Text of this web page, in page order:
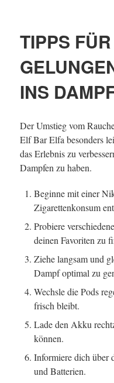
TIPPS
INS
Der Umstieg vom
Elf Bar Elfa besonders
das Erlebnis zu
Dampfen zu haben.
Beginne mit einer
Zigarettenkonsum
Probiere
deinen Favoriten zu
Ziehe langsam und
Dampf optimal zu
Wechsle die Pods
frisch bleibt.
Lade den Akku
können.
Informiere dich über
und Batterien.